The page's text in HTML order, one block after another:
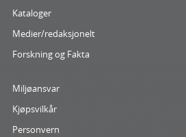
Kataloger
Medier/redaksjonelt
Forskning og Fakta
Miljøansvar
Kjøpsvilkår
Personvern